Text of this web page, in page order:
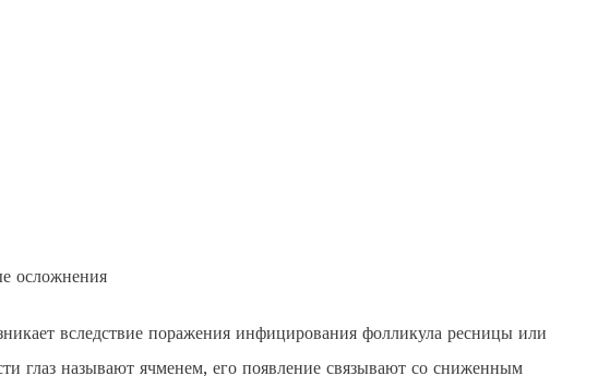
вследствие поражения инфицирования фолликула ресницы или
глаз называют ячменем, его появление связывают со сниженным